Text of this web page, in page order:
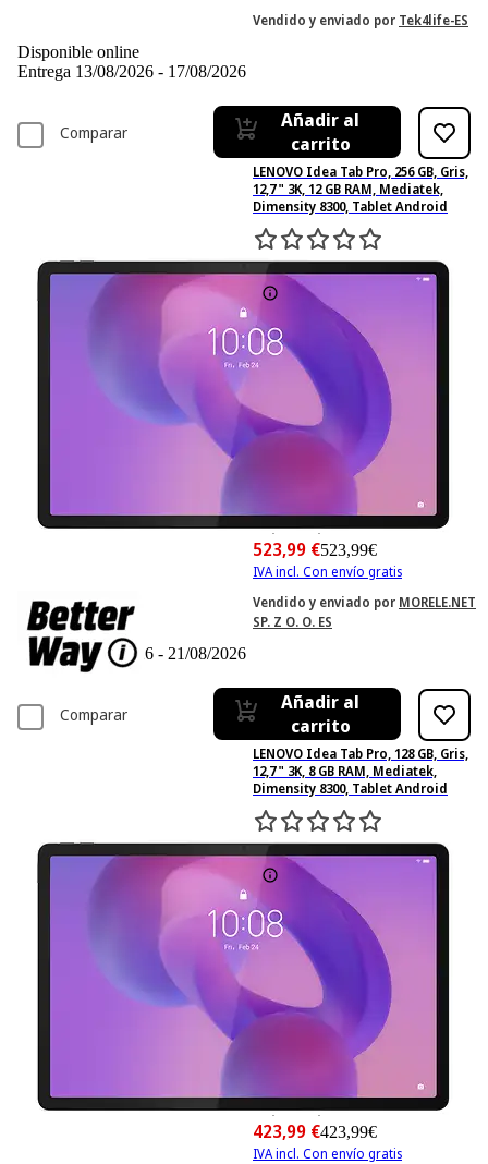
Vendido y enviado por Tek4life-ES
Disponible online
Entrega 13/08/2026 - 17/08/2026
Comparar
Añadir al
carrito
LENOVO Idea Tab Pro, 256 GB, Gris,
12,7 " 3K, 12 GB RAM, Mediatek,
Dimensity 8300, Tablet Android
0Basado en 0 valoraciones
582,21 €582,21€
523,99 €523,99€
IVA incl. Con envío gratis
Vendido y enviado por MORELE.NET
SP. Z O. O. ES
Entrega 19/08/2026 - 21/08/2026
Comparar
Añadir al
carrito
LENOVO Idea Tab Pro, 128 GB, Gris,
12,7 " 3K, 8 GB RAM, Mediatek,
Dimensity 8300, Tablet Android
0Basado en 0 valoraciones
471,10 €471,10€
423,99 €423,99€
IVA incl. Con envío gratis